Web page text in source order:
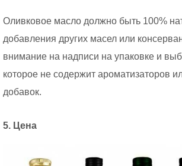
Оливковое масло должно быть 100%
добавления других масел или
внимание на надписи на упаковке и
которое не содержит ароматизаторов
добавок.
5. Цена